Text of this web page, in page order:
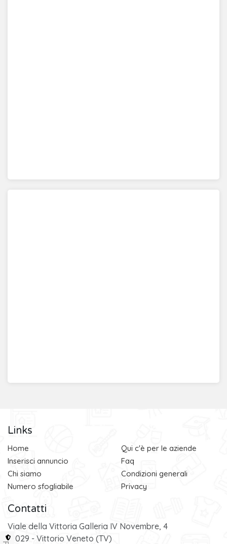
Links
Home
Inserisci annuncio
Chi siamo
Numero sfogliabile
Qui c'è per le aziende
Faq
Condizioni generali
Privacy
Contatti
Viale della Vittoria Galleria IV Novembre, 4
31029 - Vittorio Veneto (TV)